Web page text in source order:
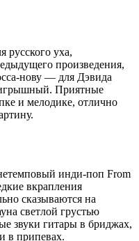
русского уха,
произведения,
нову — для Дэвида
Приятные
и мелодике, отлично
инди-поп From
вкрапления
сказываются на
светлой грустью
звуки гитары в бриджах,
в припевах.